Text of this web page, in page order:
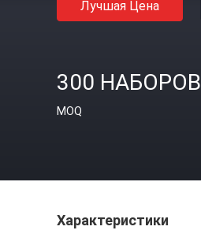
Лучшая Цена
300 НАБОРОВ
MOQ
Характеристики